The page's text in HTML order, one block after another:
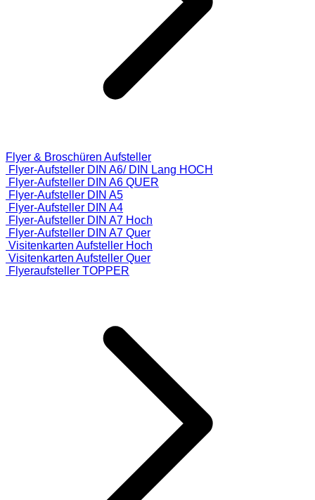
Flyer & Broschüren Aufsteller
Flyer-Aufsteller DIN A6/ DIN Lang HOCH
Flyer-Aufsteller DIN A6 QUER
Flyer-Aufsteller DIN A5
Flyer-Aufsteller DIN A4
Flyer-Aufsteller DIN A7 Hoch
Flyer-Aufsteller DIN A7 Quer
Visitenkarten Aufsteller Hoch
Visitenkarten Aufsteller Quer
Flyeraufsteller TOPPER